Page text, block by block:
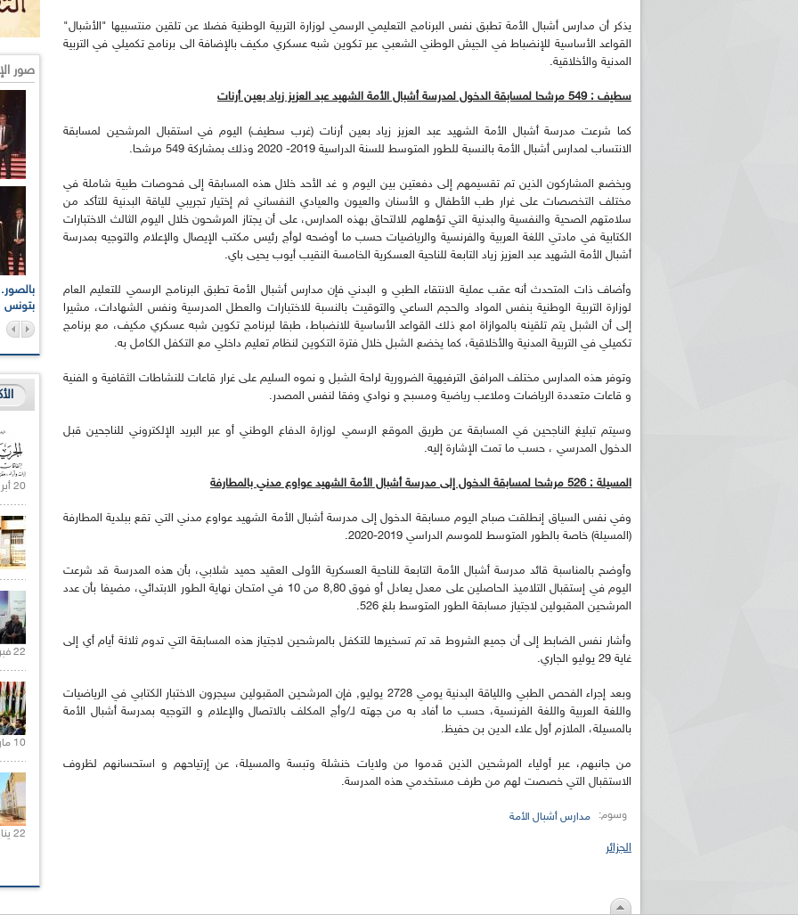
يذكر أن مدارس أشبال الأمة تطبق نفس البرنامج التعليمي الرسمي لوزارة التربية الوطنية فضلا عن تلقين منتسبيها "الأشبال"
القواعد الأساسية للإنضباط في الجيش الوطني الشعبي عبر تكوين شبه عسكري مكيف بالإضافة الى برنامج تكميلي في التربية
المدنية والأخلاقية.
سطيف : 549 مرشحا لمسابقة الدخول لمدرسة أشبال الأمة الشهيد عبد العزيز زياد بعين أرنات
كما شرعت مدرسة أشبال الأمة الشهيد عبد العزيز زياد بعين أرنات (غرب سطيف) اليوم في استقبال المرشحين لمسابقة
الانتساب لمدارس أشبال الأمة بالنسبة للطور المتوسط للسنة الدراسية 2019- 2020 وذلك بمشاركة 549 مرشحا.
ويخضع المشاركون الذين تم تقسيمهم إلى دفعتين بين اليوم و غد الأحد خلال هذه المسابقة إلى فحوصات طبية شاملة في
مختلف التخصصات على غرار طب الأطفال و الأسنان والعيون والعيادي النفساني ثم إختيار تجريبي للياقة البدنية للتأكد من
سلامتهم الصحية والنفسية والبدنية التي تؤهلهم للالتحاق بهذه المدارس، على أن يجتاز المرشحون خلال اليوم الثالث الاختبارات
الكتابية في مادتي اللغة العربية والفرنسية والرياضيات حسب ما أوضحه لوأج رئيس مكتب الإيصال والإعلام والتوجيه بمدرسة
أشبال الأمة الشهيد عبد العزيز زياد التابعة للناحية العسكرية الخامسة النقيب أيوب يحيى باي.
وأضاف ذات المتحدث أنه عقب عملية الانتقاء الطبي و البدني فإن مدارس أشبال الأمة تطبق البرنامج الرسمي للتعليم العام
لوزارة التربية الوطنية بنفس المواد والحجم الساعي والتوقيت بالنسبة للاختبارات والعطل المدرسية ونفس الشهادات، مشيرا
إلى أن الشبل يتم تلقينه بالموازاة امع ذلك القواعد الأساسية للانضباط، طبقا لبرنامج تكوين شبه عسكري مكيف، مع برنامج
تكميلي في التربية المدنية والأخلاقية، كما يخضع الشبل خلال فترة التكوين لنظام تعليم داخلي مع التكفل الكامل به.
وتوفر هذه المدارس مختلف المرافق الترفيهية الضرورية لراحة الشبل و نموه السليم على غرار قاعات للنشاطات الثقافية و الفنية
و قاعات متعددة الرياضات وملاعب رياضية ومسبح و نوادي وفقا لنفس المصدر.
وسيتم تبليغ الناجحين في المسابقة عن طريق الموقع الرسمي لوزارة الدفاع الوطني أو عبر البريد الإلكتروني للناجحين قبل
الدخول المدرسي ، حسب ما تمت الإشارة إليه.
المسيلة : 526 مرشحا لمسابقة الدخول إلى مدرسة أشبال الأمة الشهيد عواوع مدني بالمطارفة
وفي نفس السياق إنطلقت صباح اليوم مسابقة الدخول إلى مدرسة أشبال الأمة الشهيد عواوع مدني التي تقع ببلدية المطارفة
(المسيلة) خاصة بالطور المتوسط للموسم الدراسي 2019-2020.
وأوضح بالمناسبة قائد مدرسة أشبال الأمة التابعة للناحية العسكرية الأولى العقيد حميد شلابي، بأن هذه المدرسة قد شرعت
اليوم في إستقبال التلاميذ الحاصلين على معدل يعادل أو فوق 8,80 من 10 في امتحان نهاية الطور الابتدائي، مضيفا بأن عدد
المرشحين المقبولين لاجتياز مسابقة الطور المتوسط بلغ 526.
وأشار نفس الضابط إلى أن جميع الشروط قد تم تسخيرها للتكفل بالمرشحين لاجتياز هذه المسابقة التي تدوم ثلاثة أيام أي إلى
غاية 29 يوليو الجاري.
وبعد إجراء الفحص الطبي واللياقة البدنية يومي 2728 يوليو, فإن المرشحين المقبولين سيجرون الاختبار الكتابي في الرياضيات
واللغة العربية واللغة الفرنسية، حسب ما أفاد به من جهته لـ/وأج المكلف بالاتصال والإعلام و التوجيه بمدرسة أشبال الأمة
بالمسيلة، الملازم أول علاء الدين بن حفيظ.
من جانبهم، عبر أولياء المرشحين الذين قدموا من ولايات خنشلة وتبسة والمسيلة، عن إرتياحهم و استحسانهم لظروف
الاستقبال التي خصصت لهم من طرف مستخدمي هذه المدرسة.
وسوم: مدارس أشبال الأمة
الجزائر
صور
بتونس
الإذاعة الجزائرية تقف دقيقة صمت ترحما على أرواح شهداء
17 أكتوبر 1961
بالصور... اللقاء الوطني لمديري الإذاعات الوطنية والجهوية
حول مرافقة وتغطية الإنتخابات المحلية لـ27 نوفمبر 2021
الإذاعة الجزائرية للرياضيين البارالمبيين المتوجين
20 أبريل 2021 |
22 فبراير 2021 |
10 مارس 2021 |
22 يناير 2020 |